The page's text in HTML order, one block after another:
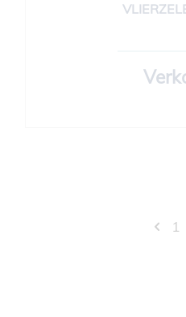
200
1